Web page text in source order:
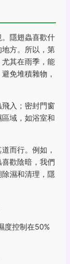
隱翅蟲喜歡什
方。所以，第
其在雨季，能
免堆積雜物，
入；密封門窗
域，如浴室和
而行。例如，
歡陰暗，我們
濕和清理，隱
度控制在50%